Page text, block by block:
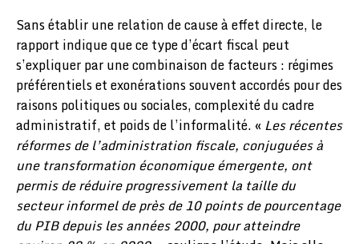
Sans établir une relation de cause à effet directe, le
rapport indique que ce type d’écart fiscal peut
s’expliquer par une combinaison de facteurs : régimes
préférentiels et exonérations souvent accordés pour des
raisons politiques ou sociales, complexité du cadre
administratif, et poids de l’informalité. « Les récentes
réformes de l’administration fiscale, conjuguées à
une transformation économique émergente, ont
permis de réduire progressivement la taille du
secteur informel de près de 10 points de pourcentage
du PIB depuis les années 2000, pour atteindre